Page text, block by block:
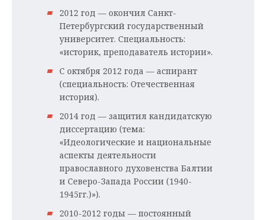
2012 год — окончил Санкт-
Петербургский государственный
университет. Специальность:
«историк, преподаватель истории».
С октября 2012 года — аспирант
(специальность: Отечественная
история).
2014 год — защитил кандидатскую
диссертацию (тема:
«Идеологические и национальные
аспекты деятельности
православного духовенства Балтии
и Северо-Запада России (1940-
1945гг.)»).
2010-2012 годы — постоянный